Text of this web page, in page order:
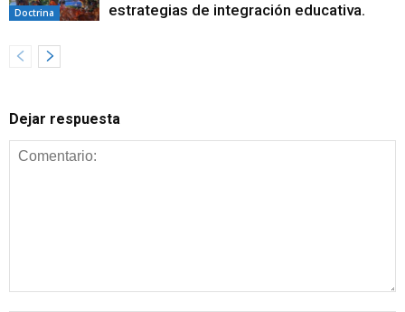
Doctrina
estrategias de integración educativa.
Dejar respuesta